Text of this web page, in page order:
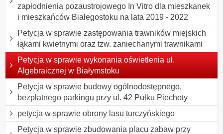
zapłodnienia pozaustrojowego In Vitro dla mieszkanek
i mieszkańców Białegostoku na lata 2019 - 2022
Petycja w sprawie zastępowania trawników miejskich
łąkami kwietnymi oraz tzw. zaniechanymi trawnikami
Petycja w sprawie wykonania oświetlenia ul.
Algebraicznej w Białymstoku
Petycja w sprawie budowy ogólnodostępnego,
bezpłatnego parkingu przy ul. 42 Pułku Piechoty
petycja w sprawie obrony lasu turczyńskiego
Petycja w sprawie zbudowania placu zabaw przy